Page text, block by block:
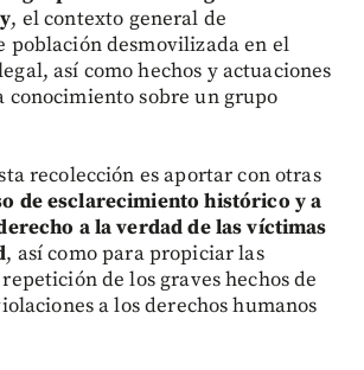
, el contexto general de
población desmovilizada en el
así como hechos y actuaciones
conocimiento sobre un grupo
recolección es aportar con otras
de esclarecimiento histórico y a
a la verdad de las víctimas
, así como para propiciar las
de los graves hechos de
a los derechos humanos